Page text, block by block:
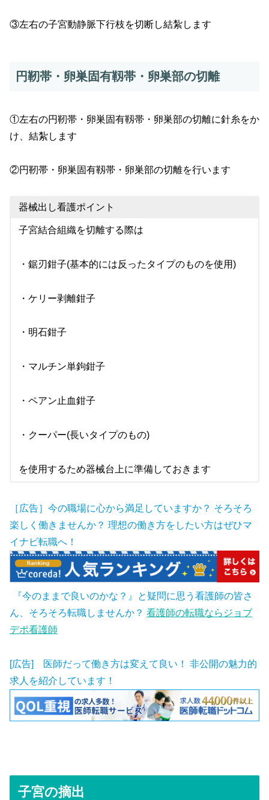
③左右の子宮動静脈下行枝を切断し結紮します
円靭帯・卵巣固有靱帯・卵巣部の切離
①左右の円靭帯・卵巣固有靱帯・卵巣部の切離に針糸をか
け、結紮します
②円靭帯・卵巣固有靱帯・卵巣部の切離を行います
器械出し看護ポイント
子宮結合組織を切離する際は
・鋸刃鉗子(基本的には反ったタイプのものを使用)
・ケリー剥離鉗子
・明石鉗子
・マルチン単鉤鉗子
・ペアン止血鉗子
・クーパー(長いタイプのもの)
を使用するため器械台上に準備しておきます
［広告］今の職場に心から満足していますか？ そろそろ
楽しく働きませんか？ 理想の働き方をしたい方はぜひマ
イナビ転職へ！
『今のままで良いのかな？』と疑問に思う看護師の皆さ
ん、そろそろ転職しませんか？ 看護師の転職ならジョブ
デポ看護師
[広告] 医師だって働き方は変えて良い！ 非公開の魅力的
求人を紹介しています！
子宮の摘出